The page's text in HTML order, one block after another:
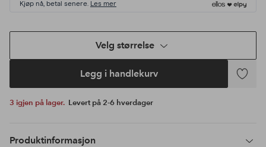
Kjøp nå, betal senere. Les mer
Velg størrelse
Legg i handlekurv
Legg
3 igjen på lager. Levert på 2-6 hverdager
Produktinformasjon